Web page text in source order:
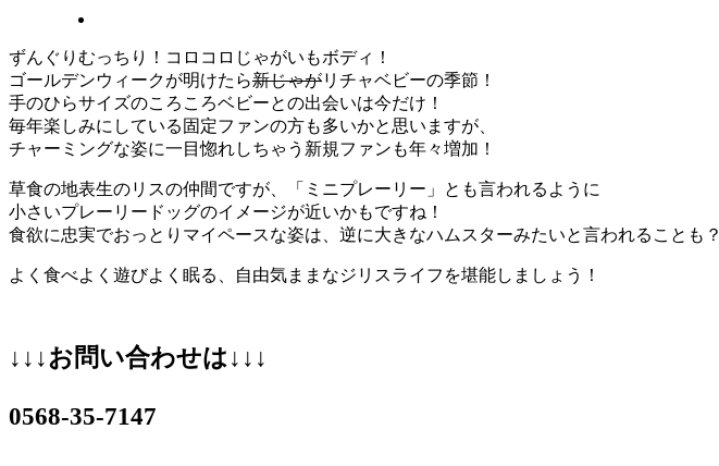
ずんぐりむっちり！コロコロじゃがいもボディ！
ゴールデンウィークが明けたら新じゃがリチャベビーの季節！
手のひらサイズのころころベビーとの出会いは今だけ！
毎年楽しみにしている固定ファンの方も多いかと思いますが、
チャーミングな姿に一目惚れしちゃう新規ファンも年々増加！
草食の地表生のリスの仲間ですが、「ミニプレーリー」とも言われるように
小さいプレーリードッグのイメージが近いかもですね！
食欲に忠実でおっとりマイペースな姿は、逆に大きなハムスターみたいと言われることも？
よく食べよく遊びよく眠る、自由気ままなジリスライフを堪能しましょう！
↓↓↓お問い合わせは↓↓↓
0568-35-7147